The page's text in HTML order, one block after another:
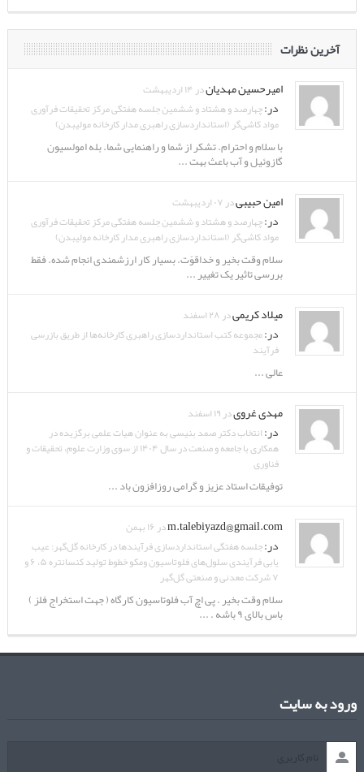
آخرین نظرات
امیرحسین مهدیاندر ۱۴ اردیبهشت
در:چهارصد و هشتاد و ششمین جلسه هفتگی مرکز تحقیقات فرآوری
مواد کاشی‌گر (استانداردسازی راهبری مدار کارخانه مولیبدن)
با سلام و احترام. تشکر از شما و راهنمایی شما. بله امولسیون
گازوئیل و آب باعث بهت ...
امین حبیبیدر ۰۷ اردیبهشت
در:چهارصد و هشتاد و ششمین جلسه هفتگی مرکز تحقیقات فرآوری
مواد کاشی‌گر (استانداردسازی راهبری مدار کارخانه مولیبدن)
سلام وقت بخیر و خداقوّت. بسیار کار ارزشمندی انجام شده. فقط
بررسی تاثیر یک تغییر ...
میلاد کریمیدر ۲۸ اسفند
در:مجموعه کتب استانداردسازی راهبری کارخانه‌ها از طریق بازرسی
فرآیند
عالی ...
مهدی غرویدر ۱۹ اسفند
در:انتخاب دکتر صمد بنیسی به عنوان هیات علمی برگزیده در
همکاری با جامعه و صنعت در سال ۱۴۰۴ از سوی وزارت علوم، تحقیقات و
فناوری
توفیقات استاد عزیز و گرامی روزافزون باد ...
m.talebiyazd@gmail.comدر ۱۶ بهمن
در:جلسه هفتگی استانداردسازی فرآیندها در کارخانه گل‌گهر: عیب
یابی فرآیندی سلول‌های فلوتاسیون ومکو خطوط تولید کنسانتره ۵، ۶ و
۷ شرکت معدنی و صنعتی گل‌گهر
سلام وقت بخیر . پی اچ آب فلوتاسیون کارگاه ( جهت استخراج فلز )
باس بالای ۹ باشه . ...
ورود به سایت